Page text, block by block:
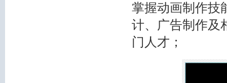
掌握动画制作技
计、广告制作及
门人才；